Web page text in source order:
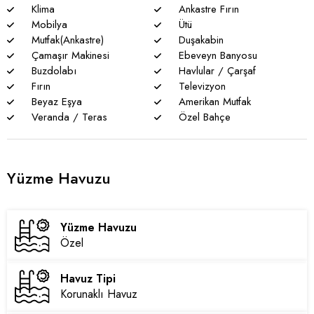
Klima
Ankastre Fırın
Mobilya
Ütü
Mutfak(Ankastre)
Duşakabin
Çamaşır Makinesi
Ebeveyn Banyosu
Buzdolabı
Havlular / Çarşaf
Fırın
Televizyon
Beyaz Eşya
Amerikan Mutfak
Veranda / Teras
Özel Bahçe
Yüzme Havuzu
Yüzme Havuzu
Özel
Havuz Tipi
Korunaklı Havuz